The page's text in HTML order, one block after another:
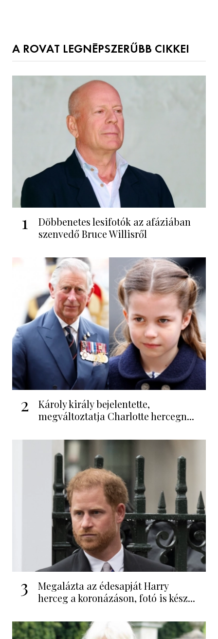
A ROVAT LEGNÉPSZERŰBB CIKKEI
1
Döbbenetes lesifotók az afáziában
szenvedő Bruce Willisről
2
Károly király bejelentette,
megváltoztatja Charlotte hercegn...
3
Megalázta az édesapját Harry
herceg a koronázáson, fotó is kész...